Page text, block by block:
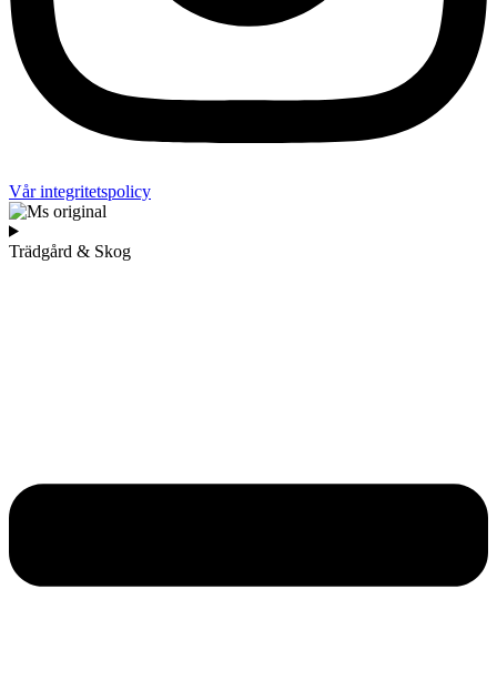
Vår integritetspolicy
Trädgård & Skog